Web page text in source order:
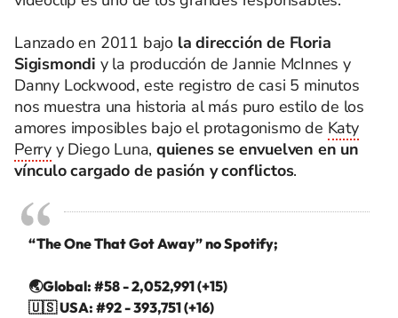
Lanzado en 2011 bajo la dirección de Floria
Sigismondi y la producción de Jannie McInnes y
Danny Lockwood, este registro de casi 5 minutos
nos muestra una historia al más puro estilo de los
amores imposibles bajo el protagonismo de Katy
Perry y Diego Luna,quienes se envuelven en un
vínculo cargado de pasión y conflictos.
“The One That Got Away” no Spotify;
🌏Global: #58 - 2,052,991 (+15)
🇺🇸 USA: #92 - 393,751 (+16)